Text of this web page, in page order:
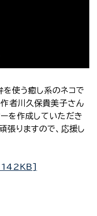
使う癒し系のネコで
作者川久保貴美子さん
を作成していただき
張りますので、応援し
142KB]